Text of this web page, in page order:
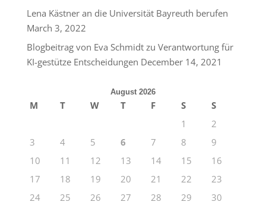
Lena Kästner an die Universität Bayreuth berufen
March 3, 2022
Blogbeitrag von Eva Schmidt zu Verantwortung für
KI-gestütze Entscheidungen December 14, 2021
August 2026
M T W T F S
S
1
2
3
4 5 6 7 8
9
10
11 12 13 14 15
16
17
18 19 20 21 22
23
24
25 26 27 28 29 30